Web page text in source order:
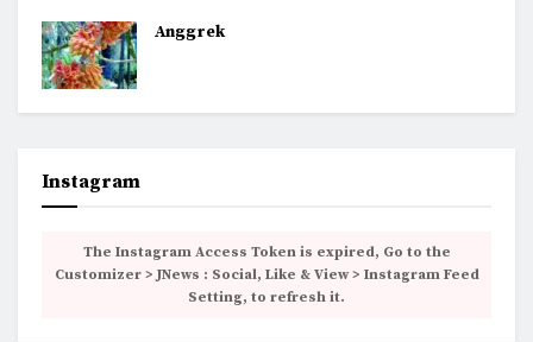
Anggrek
Instagram
The Instagram Access Token is expired, Go to the
Customizer > JNews : Social, Like & View > Instagram Feed
Setting, to refresh it.